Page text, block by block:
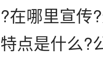
在哪里宣传
点是什么?